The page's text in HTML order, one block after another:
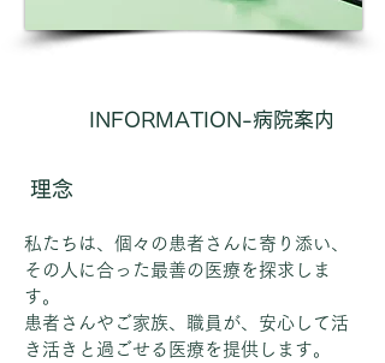
INFORMATION-病院案内
理念
私たちは、個々の患者さんに寄り添い、
その人に合った最善の医療を探求しま
す。
患者さんやご家族、職員が、安心して活
き活きと過ごせる医療を提供します。